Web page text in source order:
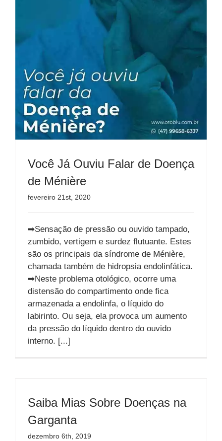
Você Já Ouviu Falar de Doença
de Ménière
fevereiro 21st, 2020
➡Sensação de pressão ou ouvido tampado,
zumbido, vertigem e surdez flutuante. Estes
são os principais da síndrome de Ménière,
chamada também de hidropsia endolinfática.
➡Neste problema otológico, ocorre uma
distensão do compartimento onde fica
armazenada a endolinfa, o líquido do
labirinto. Ou seja, ela provoca um aumento
da pressão do líquido dentro do ouvido
interno. [...]
Saiba Mias Sobre Doenças na
Garganta
dezembro 6th, 2019